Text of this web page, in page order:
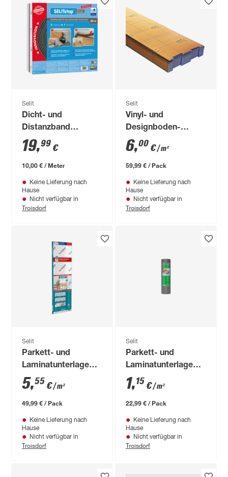
Selit
Dicht- und
Distanzband
'SELITstop' 2000 cm,
für 10 m²
19,99 €
10,00 € / Meter
Keine Lieferung nach
Hause
Nicht verfügbar in
Troisdorf
Selit
Vinyl- und
Designboden-
Unterlage
'SELITBLOC
GripTec' 850 x 120 x
6,00 €/ m²
59,99 € / Pack
Keine Lieferung nach
Hause
Nicht verfügbar in
Troisdorf
Selit
Parkett- und
Laminatunterlage
'Selitipro' 0,22 cm,
mit Aqua-Stop
5,55 €/ m²
49,99 € / Pack
Keine Lieferung nach
Hause
Nicht verfügbar in
Troisdorf
Selit
Parkett- und
Laminatunterlage
'Basic' 1,6 mm, 1 x
20 m, 20 m²
1,15 €/ m²
22,99 € / Pack
Keine Lieferung nach
Hause
Nicht verfügbar in
Troisdorf